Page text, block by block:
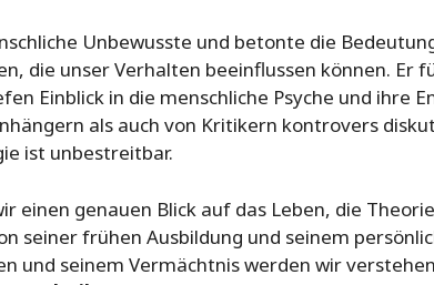
Unbewusste und betonte die
die unser Verhalten beeinflussen können. Er
Einblick in die menschliche Psyche und ihre
als auch von Kritikern kontrovers
ist unbestreitbar.
einen genauen Blick auf das Leben, die
seiner frühen Ausbildung und seinem
und seinem Vermächtnis werden wir